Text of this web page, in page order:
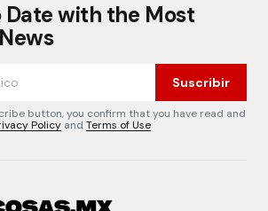
Date with the Most
Suscribir
button, you confirm that you have read and
Policy and Terms of Use